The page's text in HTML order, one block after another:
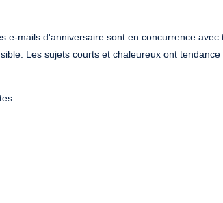
e-mails d'anniversaire sont en concurrence avec
Les sujets courts et chaleureux ont
: